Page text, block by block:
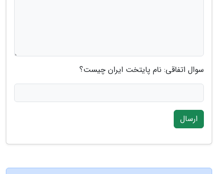
سوال اتفاقی: نام پایتخت ایران چیست؟
ارسال